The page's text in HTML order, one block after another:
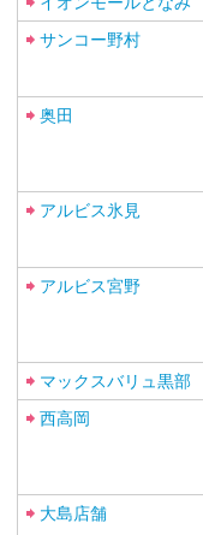
サンコー野村
奥田
アルビス氷見
アルビス宮野
マックスバリュ黒部
西高岡
大島店舗